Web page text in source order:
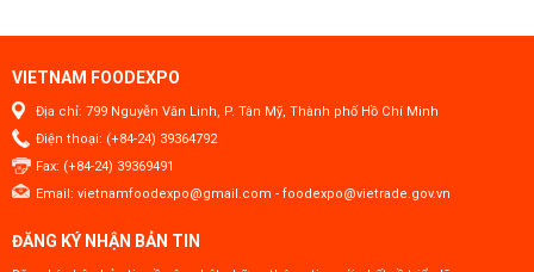
VIETNAM FOODEXPO
Địa chỉ: 799 Nguyễn Văn Linh, P. Tân Mỹ, Thành phố Hồ Chí Minh
Điện thoại: (+84-24) 39364792
Fax: (+84-24) 39369491
Email: vietnamfoodexpo@gmail.com - foodexpo@vietrade.gov.vn
ĐĂNG KÝ NHẬN BẢN TIN